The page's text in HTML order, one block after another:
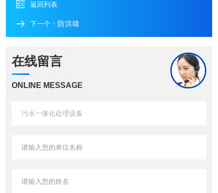
返回列表
下一个： 防洪墙
在线留言
ONLINE MESSAGE